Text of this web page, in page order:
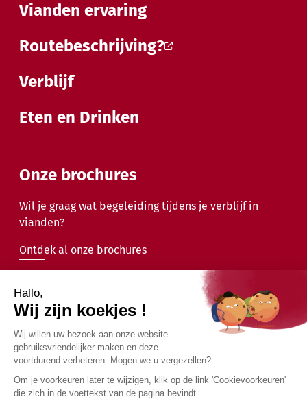
Vianden ervaring
Routebeschrijving?
Verblijf
Eten en Drinken
Onze brochures
Wil je graag wat begeleiding tijdens je verblijf in
vianden?
Ontdek al onze brochures
2026 - Gemeente Vianden - Alle rechten voorbehouden
Privacybeleid